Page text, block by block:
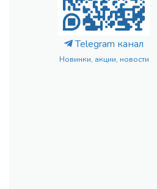
Telegram канал
Новинки, акции, новости